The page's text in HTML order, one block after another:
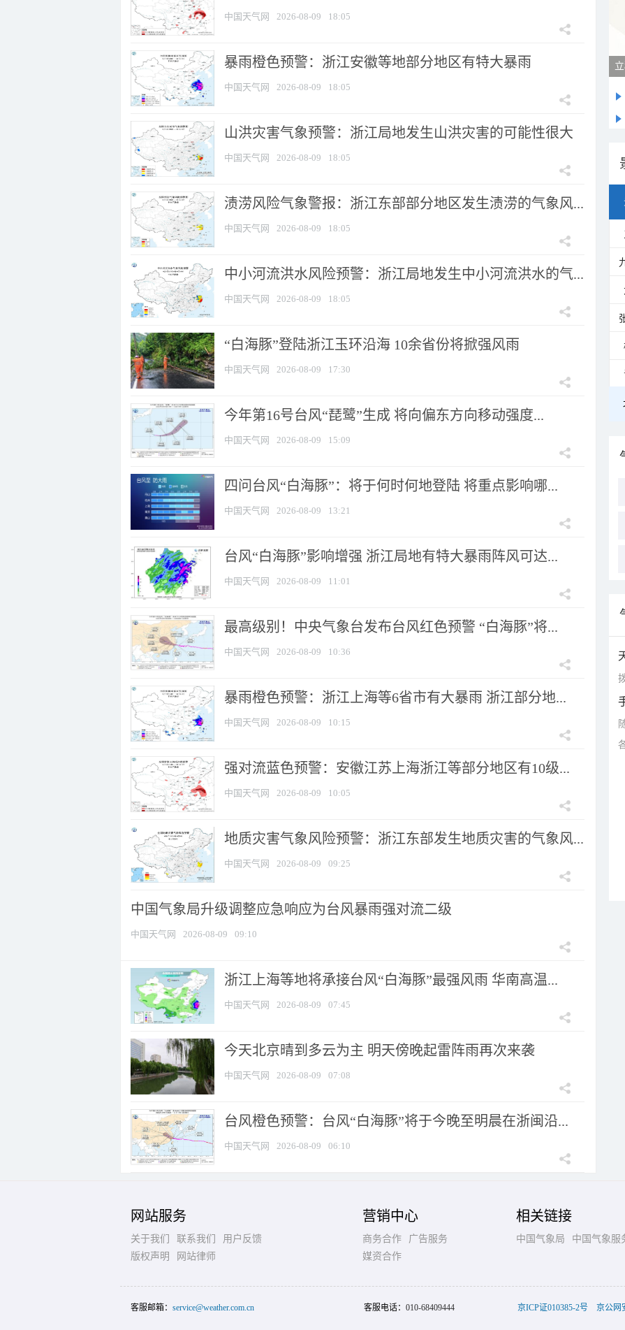
中国天气网 2026-08-09 18:05
暴雨橙色预警：浙江安徽等地部分地区有特大暴雨
中国天气网 2026-08-09 18:05
山洪灾害气象预警：浙江局地发生山洪灾害的可能性很大
中国天气网 2026-08-09 18:05
渍涝风险气象警报：浙江东部部分地区发生渍涝的气象风...
中国天气网 2026-08-09 18:05
中小河流洪水风险预警：浙江局地发生中小河流洪水的气...
中国天气网 2026-08-09 18:05
“白海豚”登陆浙江玉环沿海 10余省份将掀强风雨
中国天气网 2026-08-09 17:30
今年第16号台风“琵鹭”生成 将向偏东方向移动强度...
中国天气网 2026-08-09 15:09
四问台风“白海豚”：将于何时何地登陆 将重点影响哪...
中国天气网 2026-08-09 13:21
台风“白海豚”影响增强 浙江局地有特大暴雨阵风可达...
中国天气网 2026-08-09 11:01
最高级别！中央气象台发布台风红色预警 “白海豚”将...
中国天气网 2026-08-09 10:36
暴雨橙色预警：浙江上海等6省市有大暴雨 浙江部分地...
中国天气网 2026-08-09 10:15
强对流蓝色预警：安徽江苏上海浙江等部分地区有10级...
中国天气网 2026-08-09 10:05
地质灾害气象风险预警：浙江东部发生地质灾害的气象风...
中国天气网 2026-08-09 09:25
中国气象局升级调整应急响应为台风暴雨强对流二级
中国天气网 2026-08-09 09:10
浙江上海等地将承接台风“白海豚”最强风雨 华南高温...
中国天气网 2026-08-09 07:45
今天北京晴到多云为主 明天傍晚起雷阵雨再次来袭
中国天气网 2026-08-09 07:08
台风橙色预警：台风“白海豚”将于今晚至明晨在浙闽沿...
中国天气网 2026-08-09 06:10
网站服务
关于我们 联系我们
用户反馈
版权声明
网站律师
营销中心
商务合作
广告服务
媒资合作
相关链接
中国气象局 中国气象服
客服邮箱： service@weather.com.cn 客服电话： 010-68409444 京ICP证010385-2号 京公网